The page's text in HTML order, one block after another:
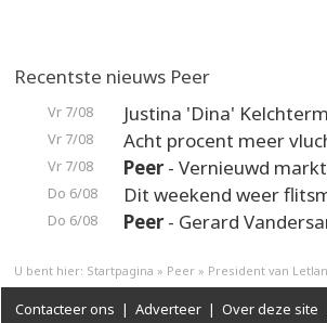
Recentste nieuws Peer
Vr 7/08 Justina 'Dina'
Vr 7/08 Acht procent meer
Vr 7/08 Peer- Vernieuwd
Do 6/08 Dit weekend weer
Do 6/08 Peer- Gerard
U bent hier: Startpagina » Peer » President van
Contacteer ons | Adverteer | Over deze site